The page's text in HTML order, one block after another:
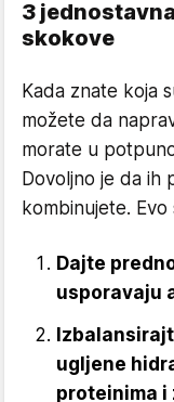
3
skokove
Kada znate koja
možete da
morate u
Dovoljno je da ih
kombinujete.
Dajte
usporavaju
ugljene
proteinima i